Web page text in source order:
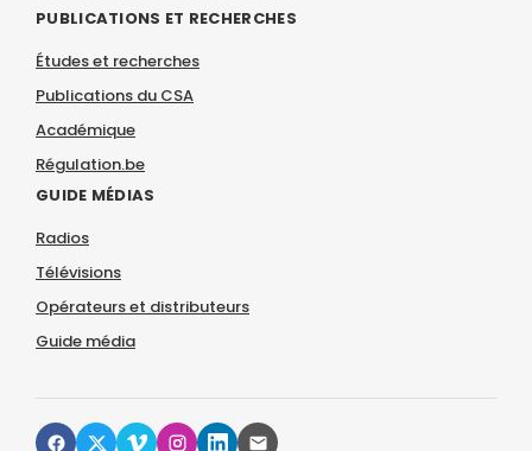
PUBLICATIONS ET RECHERCHES
Études et recherches
Publications du CSA
Académique
Régulation.be
GUIDE MÉDIAS
Radios
Télévisions
Opérateurs et distributeurs
Guide média